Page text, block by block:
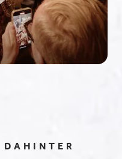
DAHINTER